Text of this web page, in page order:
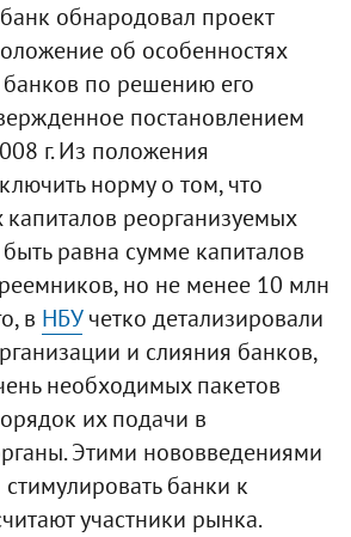
обнародовал проект
об особенностях
по решению его
постановлением
г. Из положения
норму о том, что
капиталов реорганизуемых
равна сумме капиталов
но не менее 10 млн
в НБУчетко детализировали
и слияния банков,
необходимых пакетов
их подачи в
Этими нововведениями
банки к
участники рынка.